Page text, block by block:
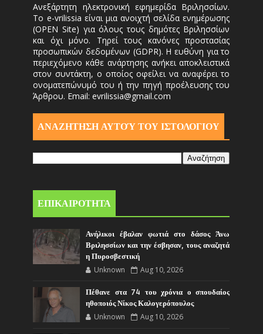
Ανεξάρτητη ηλεκτρονική εφημερίδα Βριλησσίων.
Το e-vrilissia είναι μια ανοιχτή σελίδα ενημέρωσης
(OPEN Site) για όλους τους δημότες Βριλησσίων
και όχι μόνο. Τηρεί τους κανόνες προστασίας
προσωπικών δεδομένων (GDPR). Η ευθύνη για το
περιεχόμενο κάθε ανάρτησης ανήκει αποκλειστικά
στον συντάκτη, ο οποίος οφείλει να αναφέρει το
ονοματεπώνυμό του ή την πηγή προέλευσης του
Άρθρου. Email: evrilissia@gmail.com
ΑΝΑΖΗΤΗΣΗ ΑΥΤΟΎ ΤΟΥ ΙΣΤΟΛΟΓΙΟΥ
ΕΠΙΚΑΙΡΟΤΗΤΑ
Ανήλικοι έβαλαν φωτιά στο δάσος Άνω
Βριλησσίων και την έσβησαν, τους αναζητά
η Πυροσβεστική
Unknown Aug 10, 2026
Πέθανε στα 74 του χρόνια ο σπουδαίος
ηθοποιός Νίκος Καλογερόπουλος
Unknown Aug 10, 2026